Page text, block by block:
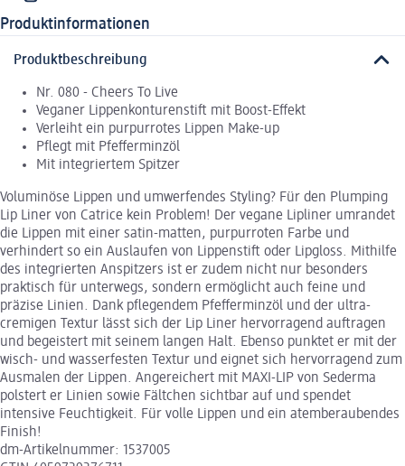
Produktinformationen
Produktbeschreibung
Nr. 080 - Cheers To Live
Veganer Lippenkonturenstift mit Boost-Effekt
Verleiht ein purpurrotes Lippen Make-up
Pflegt mit Pfefferminzöl
Mit integriertem Spitzer
Voluminöse Lippen und umwerfendes Styling? Für den Plumping
Lip Liner von Catrice kein Problem! Der vegane Lipliner umrandet
die Lippen mit einer satin-matten, purpurroten Farbe und
verhindert so ein Auslaufen von Lippenstift oder Lipgloss. Mithilfe
des integrierten Anspitzers ist er zudem nicht nur besonders
praktisch für unterwegs, sondern ermöglicht auch feine und
präzise Linien. Dank pflegendem Pfefferminzöl und der ultra-
cremigen Textur lässt sich der Lip Liner hervorragend auftragen
und begeistert mit seinem langen Halt. Ebenso punktet er mit der
wisch- und wasserfesten Textur und eignet sich hervorragend zum
Ausmalen der Lippen. Angereichert mit MAXI-LIP von Sederma
polstert er Linien sowie Fältchen sichtbar auf und spendet
intensive Feuchtigkeit. Für volle Lippen und ein atemberaubendes
Finish!
dm-Artikelnummer: 1537005